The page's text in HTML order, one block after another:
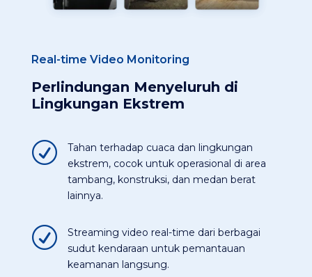
Real-time Video Monitoring
Perlindungan Menyeluruh di
Lingkungan Ekstrem
R
Tahan terhadap cuaca dan lingkungan
ekstrem, cocok untuk operasional di area
tambang, konstruksi, dan medan berat
lainnya​.
R
Streaming video real-time dari berbagai
sudut kendaraan untuk pemantauan
keamanan langsung​.